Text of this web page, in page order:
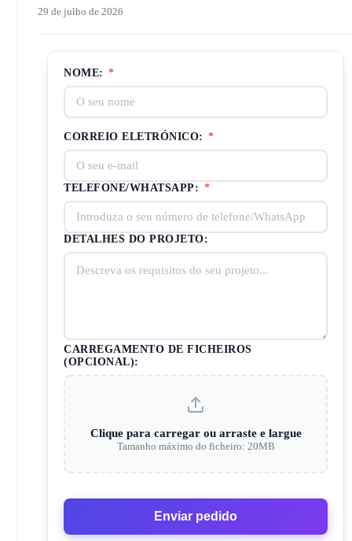
29 de julho de 2026
NOME: *
CORREIO ELETRÓNICO: *
TELEFONE/WHATSAPP: *
DETALHES DO PROJETO:
CARREGAMENTO DE FICHEIROS
(OPCIONAL):
Clique para carregar ou arraste e largue
Tamanho máximo do ficheiro: 20MB
Enviar pedido